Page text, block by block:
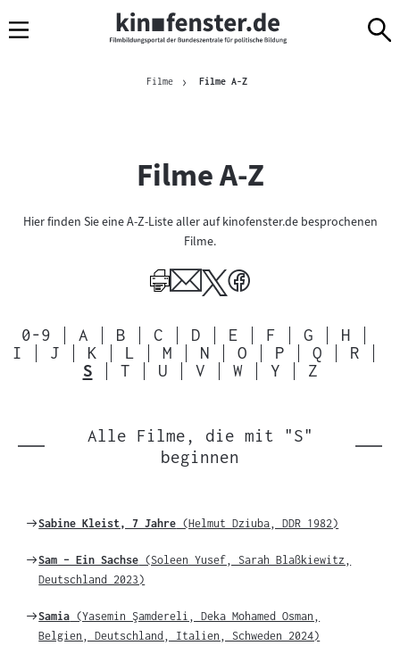
Navigation
zum
zur
BrotkrümelnavigationFilme Filme A-ZAktuelle Seite
Filme A-Z
Hier finden Sie eine A-Z-Liste aller auf kinofenster.de besprochenen
Filme.
Alphabetische
Sprungmarkennavigation
0-9 A B C D E F G
H
I
J K L M N O P Q
R
S
T U V W Y Z
Alle Filme, die mit "S"
beginnen
Weiter
Sabine Kleist, 7 Jahre (Helmut Dziuba, DDR 1982)
Weiter
zu
Sam – Ein Sachse (Soleen Yusef, Sarah Blaßkiewitz,
Deutschland 2023)
Weiter
zu
Samia (Yasemin Şamdereli, Deka Mohamed Osman,
Belgien, Deutschland, Italien, Schweden 2024)